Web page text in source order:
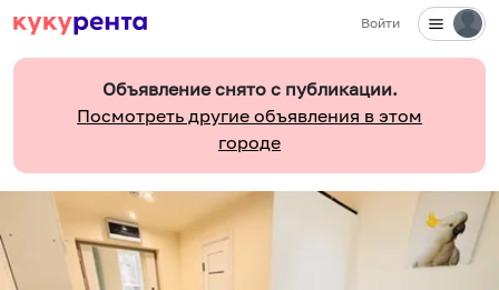
Войти
Объявление снято с публикации.
Посмотреть другие объявления в этом
городе